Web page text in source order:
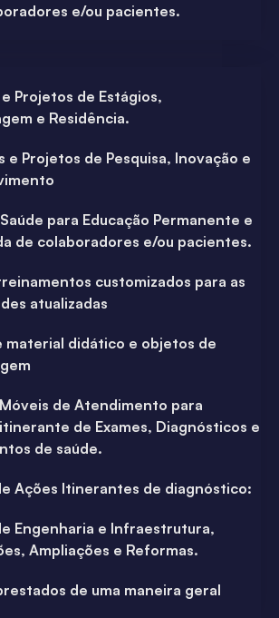
e/ou pacientes.
Projetos de Estágios,
e Residência.
e Projetos de Pesquisa, Inovação e
para Educação Permanente e
de colaboradores e/ou pacientes.
customizados para as
atualizadas
material didático e objetos de
de Atendimento para
de Exames, Diagnósticos e
de saúde.
Ações Itinerantes de diagnóstico:
Engenharia e Infraestrutura,
Ampliações e Reformas.
de uma maneira geral